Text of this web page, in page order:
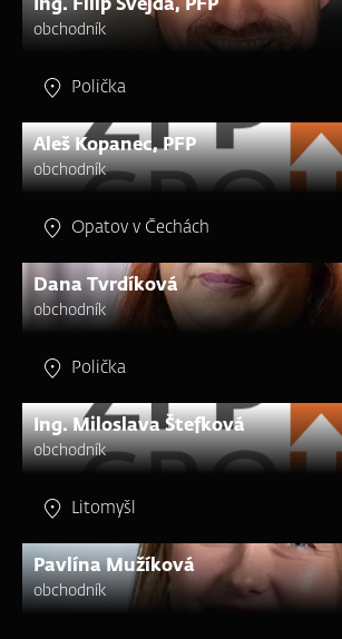
Ing. Filip Švejda, PFP
obchodník
Polička
Aleš Kopanec, PFP
obchodník
Opatov v Čechách
Dana Tvrdíková
obchodník
Polička
Ing. Miloslava Štefková
obchodník
Litomyšl
Pavlína Mužíková
obchodník